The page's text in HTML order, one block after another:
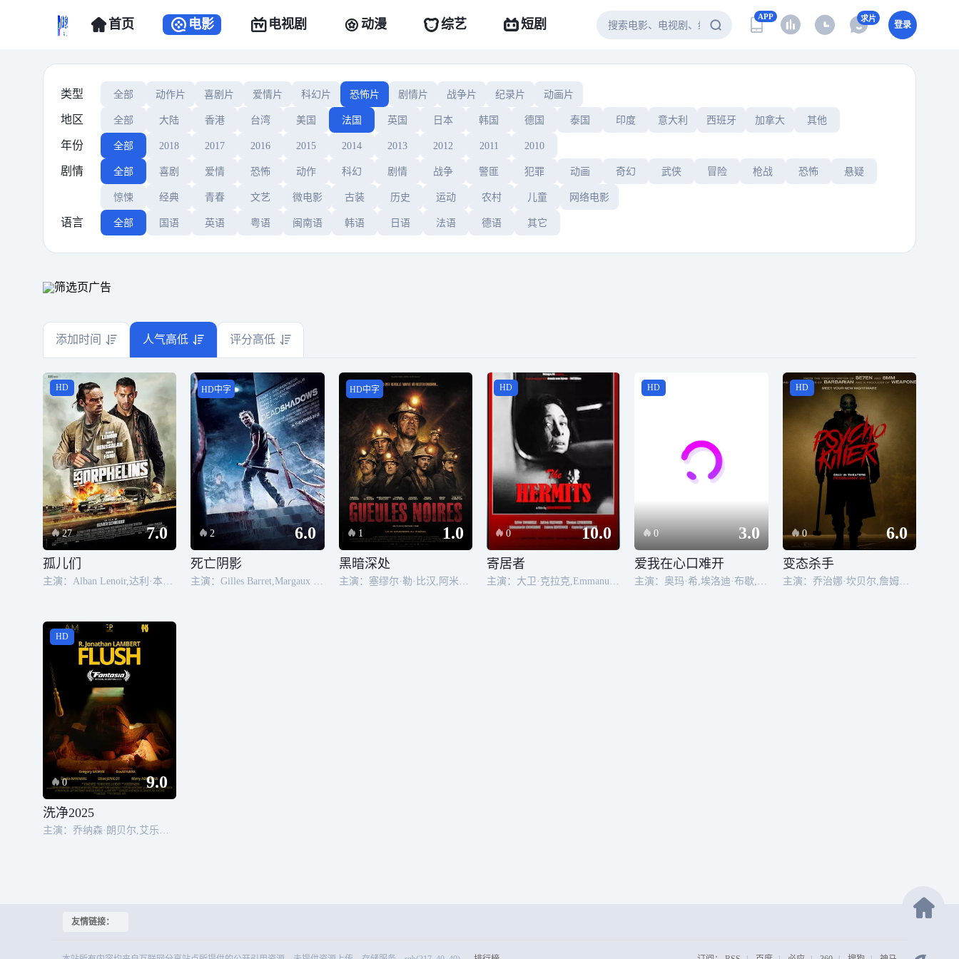
首页 电影 电视剧 动漫 综艺 短剧
APP 求片
登录
类型 全部 动作片 喜剧片 爱情片 科幻片 恐怖片 剧情片 战争片 纪录片 动画片
地区 全部 大陆 香港 台湾 美国 法国 英国 日本 韩国 德国 泰国 印度 意大利 西班牙 加拿大 其他
年份 全部 2018 2017 2016 2015 2014 2013 2012 2011 2010
剧情 全部 喜剧 爱情 恐怖 动作 科幻 剧情 战争 警匪 犯罪 动画 奇幻 武侠 冒险 枪战 恐怖 悬疑
惊悚 经典 青春 文艺 微电影 古装 历史 运动 农村 儿童 网络电影
语言 全部 国语 英语 粤语 闽南语 韩语 日语 法语 德语 其它
添加时间 人气高低 评分高低
27 7.0
HD
孤儿们
主演：Alban Lenoir,达利·本萨拉赫,阿诺克·格林布戈,Sonia Faidi
2 6.0
HD中字
死亡阴影
主演：Gilles Barret,Margaux Devy,Sylvain Dubois
1 1.0
HD中字
黑暗深处
主演：塞缪尔·勒·比汉,阿米尔·艾尔凯塞,让-雨果·安格拉德,托马·索利韦尔,迭戈·马丁,布鲁诺·桑切斯,马克·里索,安托万·巴斯勒,Wabinlé Nabié,Rachid Guellaz,Mohamed Aroussi,米卡埃尔·菲图西,Arthur Guivarch,Carl Laforêt,Yves Turi,菲利普·托雷顿
0 10.0
HD
寄居者
主演：大卫·克拉克,Emmanuelle Escourrou,Fabien Hintenoch,Thomas Lesserteur,Adrien Malvoisin,Sylvie Tonarelli
0 3.0
HD
爱我在心口难开
主演：奥玛·希,埃洛迪·布歇,凡妮莎·帕拉迪丝,何塞·加西亚
0 6.0
HD
变态杀手
主演：乔治娜·坎贝尔,詹姆斯·普雷斯顿·罗杰斯,马尔科姆·麦克道威尔,洛根·米勒,Grace Dove,艾伦·默克,Joshua Banman,Cassandra Ebner,达伦·马尔滕斯,辛妮·比斯顿,Nigel Shawn Williams,泰瑞·雷,科比·弗里森,Bailey Chin,Michelle Crossman,Rachel Sheen,凯文·麦金太尔,Robert Nahum,Yan Joseph,Brodie Sanderson
0 9.0
HD
洗净2025
友情链接：